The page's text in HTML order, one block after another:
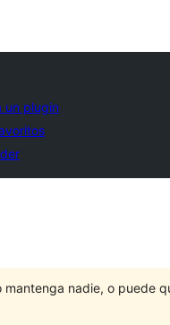
un plugin
nadie, o puede